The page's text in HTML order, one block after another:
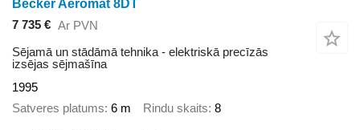
Becker Aeromat 8DT
7 735 € Ar PVN
Sējamā un stādāmā tehnika - elektriskā precīzās
izsējas sējmašīna
1995
Satveres platums 6 m Rindu skaits 8